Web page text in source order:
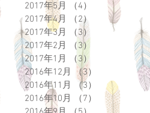
2017年5月
（4）
4件の記事
2017年4月
（2）
2件の記事
2017年3月
（3）
3件の記事
2017年2月
（3）
2017年1月
（3）
2016年12月
（3）
3件の記事
2016年11月
（3）
3件の記事
2016年10月
（7）
7件の記事